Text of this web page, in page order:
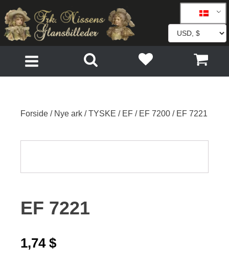
Forside / Nye ark /TYSKE / EF / EF 7200 / EF 7221
EF 7221
1,74 $